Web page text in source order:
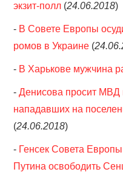
экзит-полл (24.06.2018)
- В Совете Европы
ромов в Украине (
- В Харькове мужчина
-Денисова просит МВД
нападавших на
(24.06.2018)
- Генсек Совета
Путина освободить